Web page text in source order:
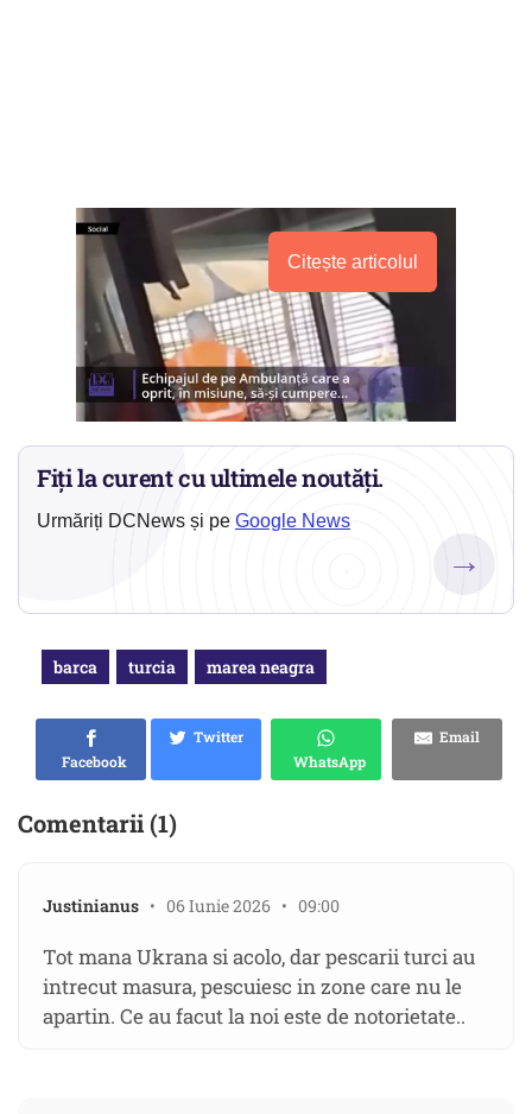
Citește articolul
Fiți la curent cu ultimele noutăți.
Urmăriți DCNews și pe Google News
→
barca turcia marea neagra
Facebook
Twitter
WhatsApp
Email
Comentarii (1)
Justinianus • 06 Iunie 2026 • 09:00
Tot mana Ukrana si acolo, dar pescarii turci au
intrecut masura, pescuiesc in zone care nu le
apartin. Ce au facut la noi este de notorietate..